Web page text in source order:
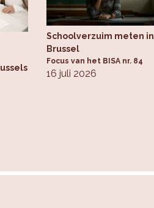
vraag en aanbod te objectiveren.
Schoolverzuim meten in
Brussel
Focus van het BISA nr. 84
16 juli 2026